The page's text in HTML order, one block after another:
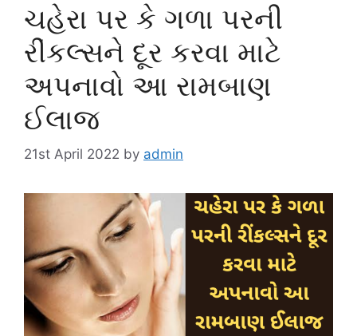
ચહેરા પર કે ગળા પરની
રીંકલ્સને દૂર કરવા માટે
અપનાવો આ રામબાણ
ઈલાજ
21st April 2022 by admin